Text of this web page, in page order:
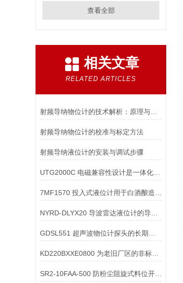
查看全部
相关文章
RELATED ARTICLES
射频导纳物位计的技术解析：原理与应用
射频导纳物位计的校准与标定方法
射频导纳液位计的安装与调试步骤
UTG2000C 电磁兼容性设计是一体化超声波物位计在复杂工业环境中稳定工作
KD220BXXE0800 为老旧厂区的非标溜槽“量身定做”防堵开关安装套件
SR2-10FAA-500 防粉尘阻旋式料位开关的防尘结构与防爆结构可以兼容设计